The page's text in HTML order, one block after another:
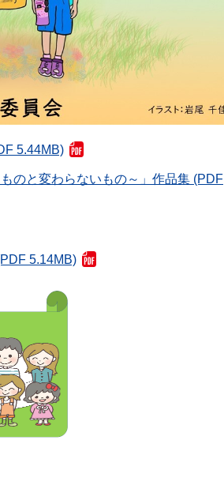
5.44MB)
のと変わらないもの～」作品集 (PDF
5.14MB)